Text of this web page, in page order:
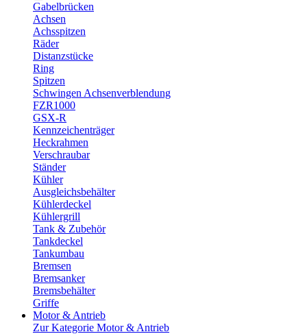
Gabelbrücken
Achsen
Achsspitzen
Räder
Distanzstücke
Ring
Spitzen
Schwingen Achsenverblendung
FZR1000
GSX-R
Kennzeichenträger
Heckrahmen
Verschraubar
Ständer
Kühler
Ausgleichsbehälter
Kühlerdeckel
Kühlergrill
Tank & Zubehör
Tankdeckel
Tankumbau
Bremsen
Bremsanker
Bremsbehälter
Griffe
Motor & Antrieb
Zur Kategorie Motor & Antrieb